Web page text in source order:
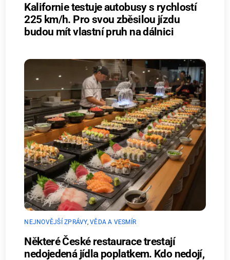
Kalifornie testuje autobusy s rychlostí
225 km/h. Pro svou zběsilou jízdu
budou mít vlastní pruh na dálnici
NEJNOVĚJŠÍ ZPRÁVY,VĚDA A VESMÍR
Některé České restaurace trestají
nedojedená jídla poplatkem. Kdo nedojí,